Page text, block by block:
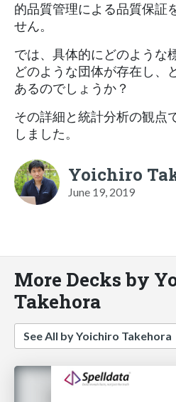
的品質管理による品質保証
せん。
では、具体的にどのような
どのような団体が存在し、
あるのでしょうか？
その詳細と統計分析の観点
しました。
Yoichiro
June 19, 2019
More Decks by
Takehora
See All by Yoichiro Takehora